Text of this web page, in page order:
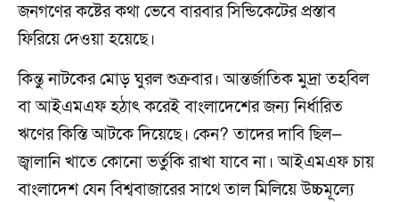
জনগণের কষ্টের কথা ভেবে বারবার সিন্ডিকেটের প্রস্তাব
ফিরিয়ে দেওয়া হয়েছে।
কিন্তু নাটকের মোড় ঘুরল শুক্রবার। আন্তর্জাতিক মুদ্রা তহবিল
বা আইএমএফ হঠাৎ করেই বাংলাদেশের জন্য নির্ধারিত
ঋণের কিস্তি আটকে দিয়েছে। কেন? তাদের দাবি ছিল—
জ্বালানি খাতে কোনো ভর্তুকি রাখা যাবে না। আইএমএফ চায়
বাংলাদেশ যেন বিশ্ববাজারের সাথে তাল মিলিয়ে উচ্চমূল্যে